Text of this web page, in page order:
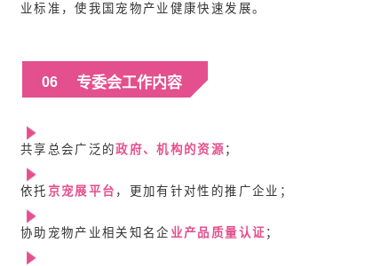
业标准，使我国宠物产业健康快速发展。
06 专委会工作内容
共享总会广泛的政府、机构的资源；
依托京宠展平台 ，更加有针对性的推广企业；
协助宠物产业相关知名企 业产品质量认证；